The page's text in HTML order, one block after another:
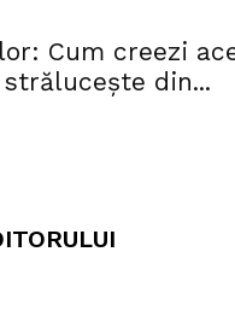
Cum creezi
din...